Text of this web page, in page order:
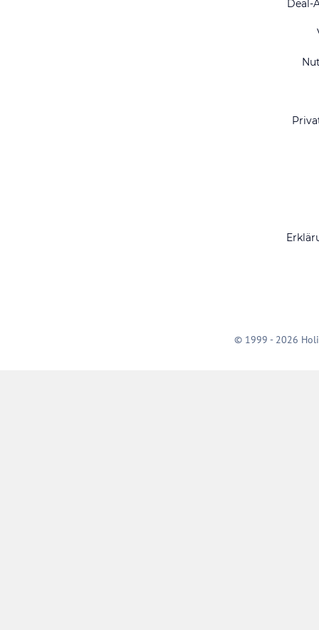
Deal-
© 1999 - 2026